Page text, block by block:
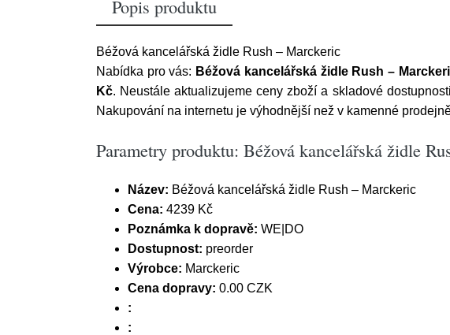
Popis produktu
Béžová kancelářská židle Rush – Marckeric
Nabídka pro vás: Béžová kancelářská židle Rush –
Kč. Neustále aktualizujeme ceny zboží a skladové
Nakupování na internetu je výhodnější než v kamenné
Parametry produktu: Béžová kancelářská židle
Název: Béžová kancelářská židle Rush – Marckeric
Cena: 4239 Kč
Poznámka k dopravě: WE|DO
Dostupnost: preorder
Výrobce: Marckeric
Cena dopravy: 0.00 CZK
:
: